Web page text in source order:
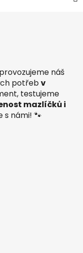
náš
potřebv
testujeme
mazlíčků i
s námi! 🐾